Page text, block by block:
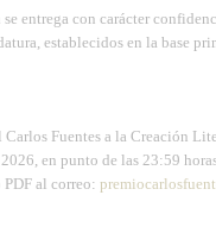
entrega con carácter
establecidos en la base
Fuentes a la Creación
en punto de las 23:59
al correo: